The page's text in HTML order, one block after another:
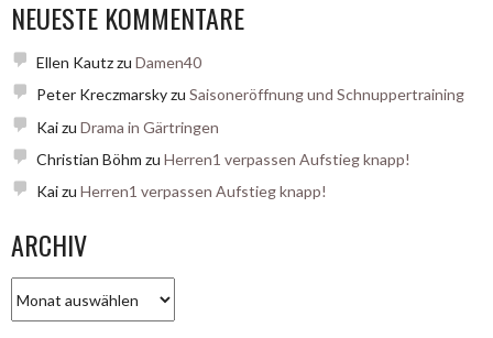
NEUESTE KOMMENTARE
Ellen Kautzzu Damen40
Peter Kreczmarskyzu Saisoneröffnung und Schnuppertraining
Kaizu Drama in Gärtringen
Christian Böhm zu Herren1 verpassen Aufstieg knapp!
Kaizu Herren1 verpassen Aufstieg knapp!
ARCHIV